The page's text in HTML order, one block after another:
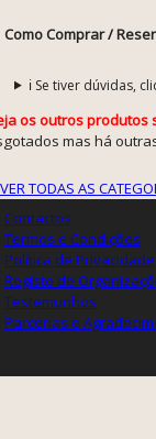
Como Comprar /
ℹ️ Se tiver dúvidas,
os outros produtos
mas há
VER TODAS AS
Contactos
Termos e Condições
Política de Privacidade
Registo de
Testemunhos
Parcerias e